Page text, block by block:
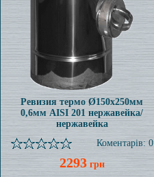
Ревизия термо Ø150x250мм
0,6мм AISI 201 нержавейка/
нержавейка
Коментарів: 0
2293грн